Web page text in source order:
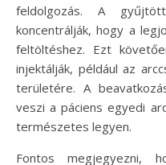
feldolgozás. A
koncentrálják, hogy a
feltöltéshez. Ezt
injektálják, például az
területére. A
veszi a páciens egyedi
természetes legyen.
Fontos megjegyezni,